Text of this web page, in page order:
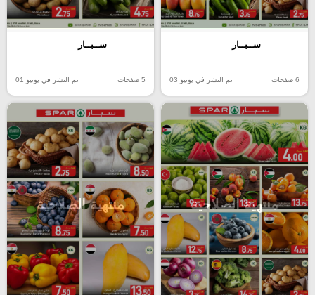
ســبــار
6 صفحات تم النشر في يونيو 03
ســبــار
5 صفحات تم النشر في يونيو 01
منتهية الصلاحية منتهية الصلاحية